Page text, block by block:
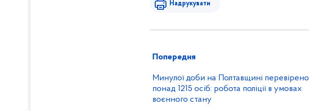
Надрукувати
Попередня
Минулої доби на Полтавщині перевірено
понад 1215 осіб: робота поліції в умовах
воєнного стану